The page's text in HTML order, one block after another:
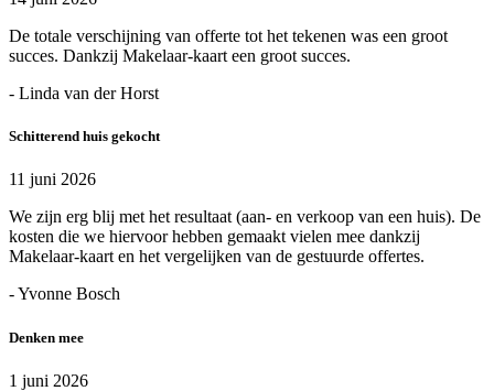
De totale verschijning van offerte tot het tekenen was een groot
succes. Dankzij Makelaar-kaart een groot succes.
- Linda van der Horst
Schitterend huis gekocht
11 juni 2026
We zijn erg blij met het resultaat (aan- en verkoop van een huis). De
kosten die we hiervoor hebben gemaakt vielen mee dankzij
Makelaar-kaart en het vergelijken van de gestuurde offertes.
- Yvonne Bosch
Denken mee
1 juni 2026